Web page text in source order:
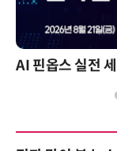
AI 핀옵스 실전